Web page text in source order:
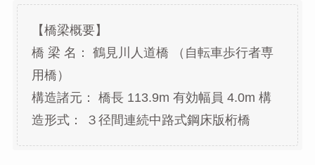
【橋梁概要】
橋 梁 名： 鶴見川人道橋 （自転車歩行者専
用橋）
構造諸元： 橋長 113.9m 有効幅員 4.0m 構
造形式： ３径間連続中路式鋼床版桁橋